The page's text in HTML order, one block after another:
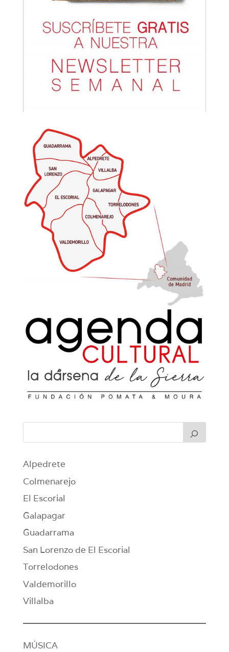
Alpedrete
Colmenarejo
El Escorial
Galapagar
Guadarrama
San Lorenzo de El Escorial
Torrelodones
Valdemorillo
Villalba
MÚSICA